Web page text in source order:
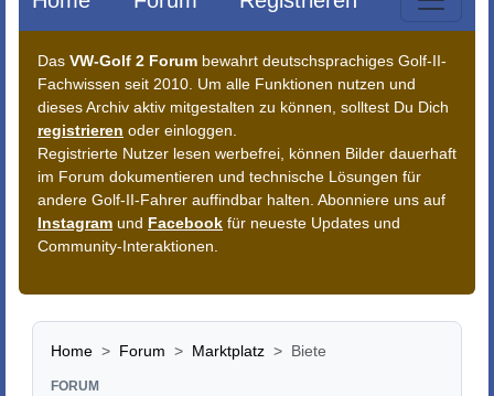
Das VW-Golf 2 Forum bewahrt deutschsprachiges Golf-II-
Fachwissen seit 2010. Um alle Funktionen nutzen und
dieses Archiv aktiv mitgestalten zu können, solltest Du Dich
registrieren oder einloggen.
Registrierte Nutzer lesen werbefrei, können Bilder dauerhaft
im Forum dokumentieren und technische Lösungen für
andere Golf-II-Fahrer auffindbar halten. Abonniere uns auf
Instagram und Facebook für neueste Updates und
Community-Interaktionen.
Home Forum Marktplatz Biete
FORUM